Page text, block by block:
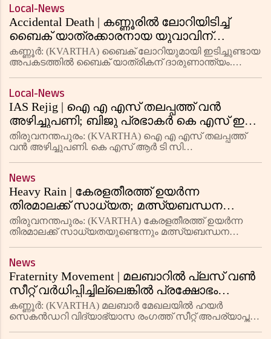
ലഭിക്കുന്ന പ്രതിഫലങ്ങളാണ് റിവാർഡുകൾ. യ
Local-News
Accidental Death | കണ്ണൂരില്‍ ലോറിയിടിച്ച്
ബൈക് യാത്രക്കാരനായ യുവാവിന്
ദാരുണാന്ത്യം
കണ്ണൂര്‍: (KVARTHA) ബൈക് ലോറിയുമായി ഇടിച്ചുണ്ടായ
അപകടത്തില്‍ ബൈക് യാത്രികന് ദാരുണാന്ത്യം.
മരിച്ചത്. കണ്ണോത്തും
Local-News
IAS Rejig | ഐ എ എസ് തലപ്പത്ത് വന്‍
അഴിച്ചുപണി; ബിജു പ്രഭാകര്‍ കെ എസ് ഇ
ബി ചെയര്‍മാനാകും, ആരോഗ്യ വകുപ്പിലും
മാറ്റം
തിരുവനന്തപുരം: (KVARTHA) ഐ എ എസ് തലപ്പത്ത്
വന്‍ അഴിച്ചുപണി. കെ എസ് ആര്‍ ടി സി
മൈനിങ്, ജിയോളജി ചുമതല വഹിക്കുകയായിര
News
Heavy Rain | കേരളതീരത്ത് ഉയര്‍ന്ന
തിരമാലക്ക് സാധ്യത; മത്സ്യബന്ധന
തൊഴിലാളികളും തീരദേശവാസികളും
ജാഗ്രത പാലിക്കണമെന്ന മുന്നറിയിപ്പുമായി
കാലാവസ്ഥ വകുപ്പ്
തിരുവനന്തപുരം: (KVARTHA) കേരളതീരത്ത് ഉയര്‍ന്ന
തിരമാലക്ക് സാധ്യതയുണ്ടെന്നും മത്സ്യബന്ധന
കാലാവസ്ഥ വകുപ്പ്. അടുത്തദിവസങ്ങള
News
Fraternity Movement | മലബാറില്‍ പ്ലസ് വണ്‍
സീറ്റ് വര്‍ധിപ്പിച്ചില്ലെങ്കില്‍ പ്രക്ഷോഭം
ആരംഭിക്കുമെന്ന് ഫ്രറ്റേണിറ്റി മൂവ്‌മെന്റ്
കണ്ണൂര്‍: (KVARTHA) മലബാര്‍ മേഖലയില്‍ ഹയര്‍
സെകന്‍ഡറി വിദ്യാഭ്യാസ രംഗത്ത് സീറ്റ് അപര്യാപ്തത